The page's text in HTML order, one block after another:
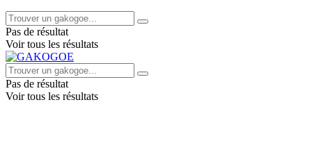
Pas de résultat
Voir tous les résultats
Pas de résultat
Voir tous les résultats